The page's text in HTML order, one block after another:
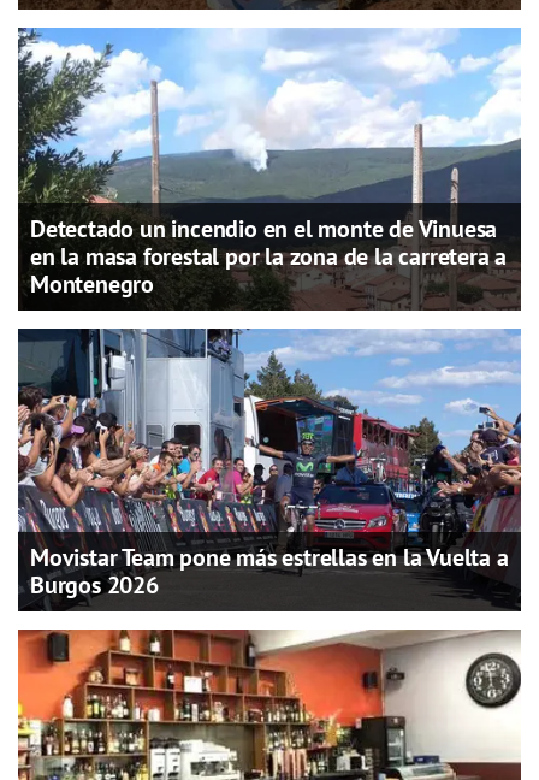
Detectado un incendio en el monte de Vinuesa
en la masa forestal por la zona de la carretera a
Montenegro
Movistar Team pone más estrellas en la Vuelta a
Burgos 2026